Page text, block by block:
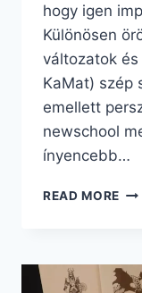
hogy igen
Különösen
változatok és
KaMat) szép
emellett
newschool
ínyencebb…
READ MORE